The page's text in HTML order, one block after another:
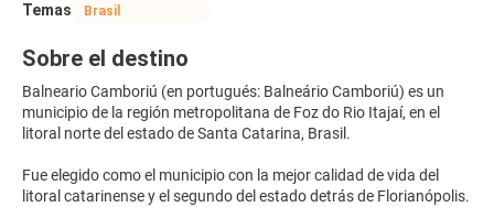
Temas
Brasil
Sobre el destino
Balneario Camboriú (en portugués: Balneário Camboriú) es un
municipio de la región metropolitana de Foz do Rio Itajaí, en el
litoral norte del estado de Santa Catarina, Brasil.
Fue elegido como el municipio con la mejor calidad de vida del
litoral catarinense y el segundo del estado detrás de Florianópolis.